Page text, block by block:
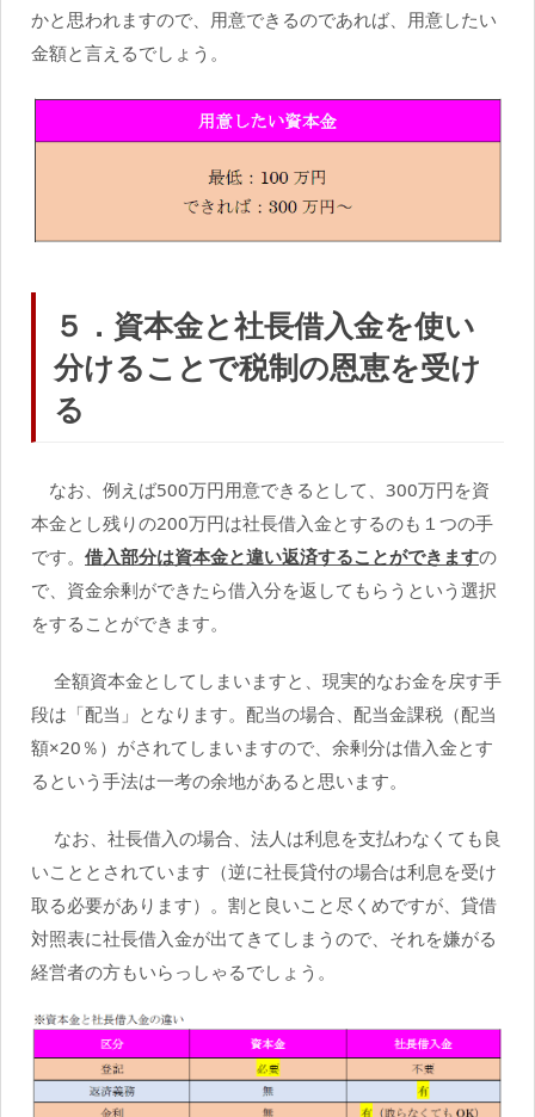
かと思われますので、用意できるのであれば、用意したい
金額と言えるでしょう。
５．資本金と社長借入金を使い
分けることで税制の恩恵を受け
る
なお、例えば500万円用意できるとして、300万円を資
本金とし残りの200万円は社長借入金とするのも１つの手
です。 借入部分は資本金と違い返済することができますの
で、資金余剰ができたら借入分を返してもらうという選択
をすることができます。
全額資本金としてしまいますと、現実的なお金を戻す手
段は「配当」となります。配当の場合、配当金課税（配当
額×20％）がされてしまいますので、余剰分は借入金とす
るという手法は一考の余地があると思います。
なお、社長借入の場合、法人は利息を支払わなくても良
いこととされています（逆に社長貸付の場合は利息を受け
取る必要があります）。割と良いこと尽くめですが、貸借
対照表に社長借入金が出てきてしまうので、それを嫌がる
経営者の方もいらっしゃるでしょう。